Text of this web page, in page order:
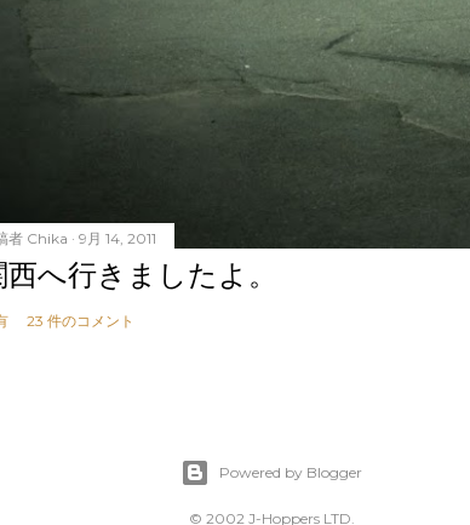
者 Chika 9月 14, 2011
西へ行きましたよ。
23 件のコメント
Powered by Blogger
© 2002 J-Hoppers LTD.